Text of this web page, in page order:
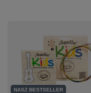
NASZ BESTSELLER